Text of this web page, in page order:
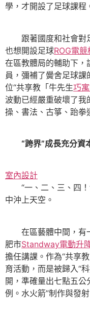
學，才開設了足球課程
跟著國度和社會對
也想開設足球ROG電競
在區教體局的輔助下，
員，彌補了黌舍足球
位“共享教「牛先生巧
波動已經嚴重破壞了我
操、書法、古箏、跆拳
“跨界”成長充分資
室內設計
“一、二、三、四！
中沖上天空。
在區藝體中間，有一
肥市Standway電動升
擔任講課。作為“共享
育活動，而是被歸入“
開，準確量出七點五公
例。水火箭”制作與發射